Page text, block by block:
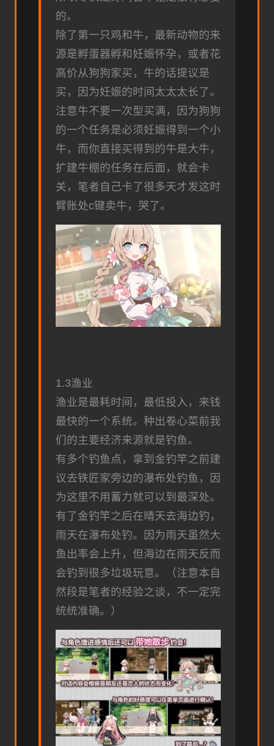
的。
除了第一只鸡和牛，最新动物的来
源是孵蛋器孵和妊娠怀孕，或者花
高价从狗狗家买，牛的话提议是
买，因为妊娠的时间太太太长了。
注意牛不要一次型买满，因为狗狗
的一个任务是必须妊娠得到一个小
牛，而你直接买得到的牛是大牛，
扩建牛棚的任务在后面，就会卡
关，笔者自己卡了很多天才发这时
臂账处c键卖牛，哭了。
1.3渔业
渔业是最耗时间，最低投入，来钱
最快的一个系统。种出卷心菜前我
们的主要经济来源就是钓鱼。
有多个钓鱼点，拿到金钓竿之前建
议去铁匠家旁边的瀑布处钓鱼，因
为这里不用蓄力就可以到最深处。
有了金钓竿之后在晴天去海边钓，
雨天在瀑布处钓。因为雨天虽然大
鱼出率会上升，但海边在雨天反而
会钓到很多垃圾玩意。（注意本自
然段是笔者的经验之谈，不一定完
统统准确。）